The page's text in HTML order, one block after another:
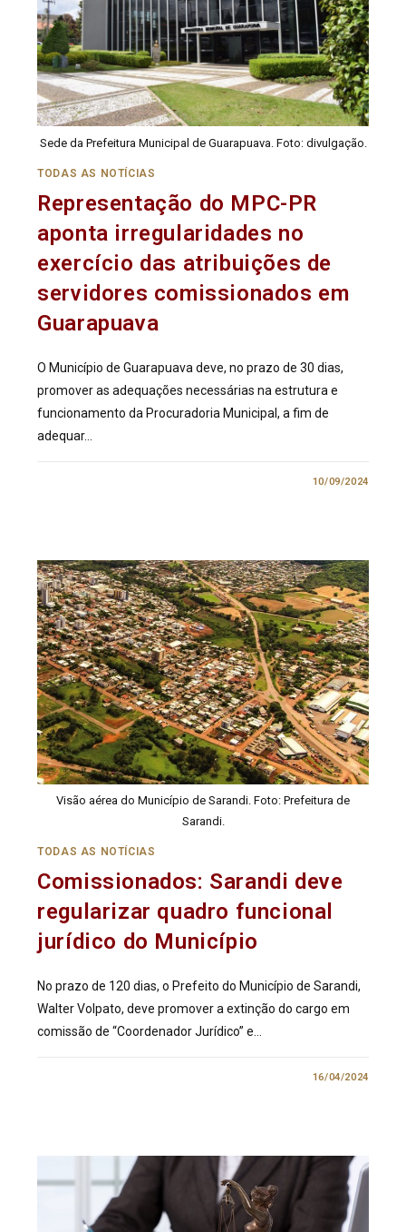
Sede da Prefeitura Municipal de Guarapuava. Foto: divulgação.
TODAS AS NOTÍCIAS
Representação do MPC-PR
aponta irregularidades no
exercício das atribuições de
servidores comissionados em
Guarapuava
O Município de Guarapuava deve, no prazo de 30 dias,
promover as adequações necessárias na estrutura e
funcionamento da Procuradoria Municipal, a fim de
adequar…
10/09/2024
Visão aérea do Município de Sarandi. Foto: Prefeitura de
Sarandi.
TODAS AS NOTÍCIAS
Comissionados: Sarandi deve
regularizar quadro funcional
jurídico do Município
No prazo de 120 dias, o Prefeito do Município de Sarandi,
Walter Volpato, deve promover a extinção do cargo em
comissão de “Coordenador Jurídico” e…
16/04/2024